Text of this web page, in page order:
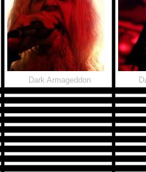
Dark Armageddon